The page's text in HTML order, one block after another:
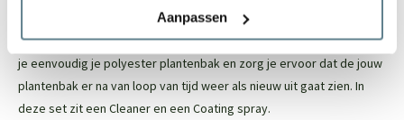
Aanpassen
Om de polyester plantenbak zo stralend mogelijk te houden, raden
we aan om derecovery packagete gebruiken. Met deze set reinig
je eenvoudig je polyester plantenbak en zorg je ervoor dat de jouw
plantenbak er na van loop van tijd weer als nieuw uit gaat zien. In
deze set zit een Cleaneren een Coating spray.